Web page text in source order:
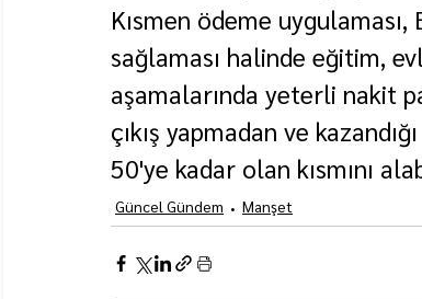
Kısmen ödeme uygulaması,
sağlaması halinde eğitim,
aşamalarında yeterli nakit
çıkış yapmadan ve
50'ye kadar olan kısmını
Güncel Gündem Manşet